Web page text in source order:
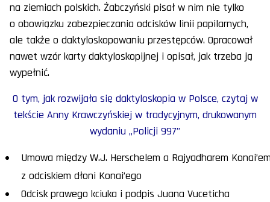
na ziemiach polskich. Żabczyński pisał w nim nie tylko
o obowiązku zabezpieczania odcisków linii papilarnych,
ale także o daktyloskopowaniu przestępców. Opracował
nawet wzór karty daktyloskopijnej i opisał, jak trzeba ją
wypełnić.
O tym, jak rozwijała się daktyloskopia w Polsce, czytaj w
tekście Anny Krawczyńskiej w tradycyjnym, drukowanym
wydaniu „Policji 997”
Umowa między W.J. Herschelem a Rajyadharem
z odciskiem dłoni Konai’ego
Odcisk prawego kciuka i podpis Juana Vuceticha